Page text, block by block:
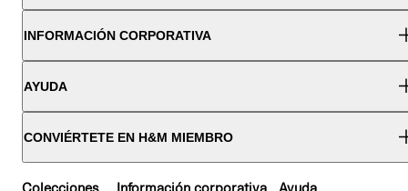
INFORMACIÓN CORPORATIVA
AYUDA
CONVIÉRTETE EN H&M MIEMBRO
Colecciones Información corporativa Ayuda